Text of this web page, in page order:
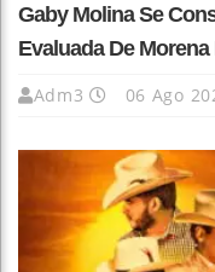
Gaby Molina Se
Evaluada De
Adm3 06 Ago